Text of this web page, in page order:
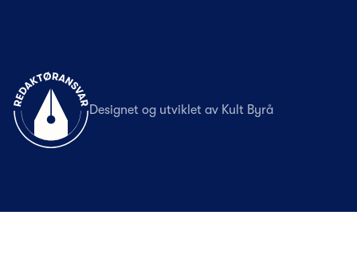
Til forsiden
Designet og utviklet av Kult Byrå